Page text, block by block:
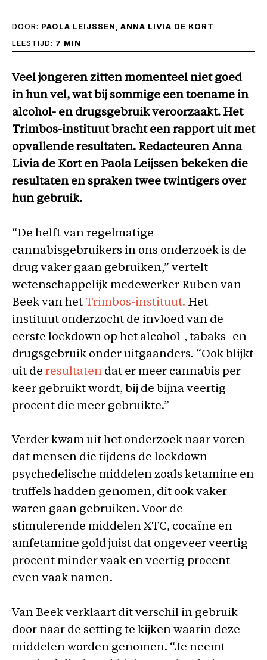
DOOR: PAOLA LEIJSSEN, ANNA LIVIA DE KORT
LEESTIJD: 7 MIN
Veel jongeren zitten momenteel niet goed
in hun vel, wat bij sommige een toename in
alcohol- en drugsgebruik veroorzaakt. Het
Trimbos-instituut bracht een rapport uit met
opvallende resultaten. Redacteuren Anna
Livia de Kort en Paola Leijssen bekeken die
resultaten en spraken twee twintigers over
hun gebruik.
“De helft van regelmatige
cannabisgebruikers in ons onderzoek is de
drug vaker gaan gebruiken,” vertelt
wetenschappelijk medewerker Ruben van
Beek van het Trimbos-instituut. Het
instituut onderzocht de invloed van de
eerste lockdown op het alcohol-, tabaks- en
drugsgebruik onder uitgaanders. “Ook blijkt
uit de resultaten dat er meer cannabis per
keer gebruikt wordt, bij de bijna veertig
procent die meer gebruikte.”
Verder kwam uit het onderzoek naar voren
dat mensen die tijdens de lockdown
psychedelische middelen zoals ketamine en
truffels hadden genomen, dit ook vaker
waren gaan gebruiken. Voor de
stimulerende middelen XTC, cocaïne en
amfetamine gold juist dat ongeveer veertig
procent minder vaak en veertig procent
even vaak namen.
Van Beek verklaart dit verschil in gebruik
door naar de setting te kijken waarin deze
middelen worden genomen. “Je neemt